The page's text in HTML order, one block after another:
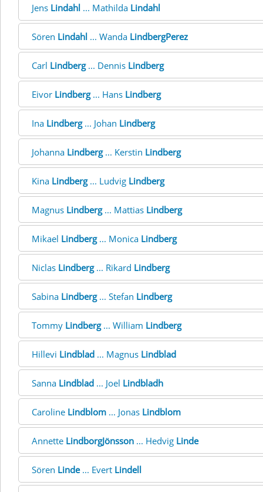
Jens Lindahl ... Mathilda Lindahl
Sören Lindahl ... Wanda LindbergPerez
Carl Lindberg... Dennis Lindberg
Eivor Lindberg... Hans Lindberg
Ina Lindberg... Johan Lindberg
Johanna Lindberg... Kerstin Lindberg
Kina Lindberg... Ludvig Lindberg
Magnus Lindberg... Mattias Lindberg
Mikael Lindberg... Monica Lindberg
Niclas Lindberg... Rikard Lindberg
Sabina Lindberg... Stefan Lindberg
Tommy Lindberg... William Lindberg
Hillevi Lindblad ... Magnus Lindblad
Sanna Lindblad ... Joel Lindbladh
Caroline Lindblom ... Jonas Lindblom
Annette LindborgJönsson ... Hedvig Linde
Sören Linde... Evert Lindell